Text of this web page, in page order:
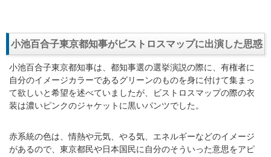
小池百合子東京都知事がビストロスマップに出演した思惑
小池百合子東京都知事は、都知事選の選挙演説の際に、有権者に
自分のイメージカラーであるグリーンのものを身に付けて集まっ
て欲しいと希望を述べていましたが、ビストロスマップの際の衣
装は濃いピンクのジャケットに黒いパンツでした。
赤系統の色は、情熱や元気、やる気、エネルギーなどのイメージ
があるので、東京都民や日本国民に自分のそういった意思をアピ